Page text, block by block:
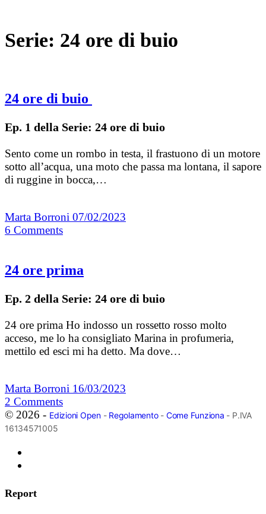
Serie: 24 ore di buio
24 ore di buio
Ep. 1 della Serie: 24 ore di buio
Sento come un rombo in testa, il frastuono di un motore
sotto all’acqua, una moto che passa ma lontana, il sapore
di ruggine in bocca,…
Marta Borroni 07/02/2023
6 Comments
24 ore prima
Ep. 2 della Serie: 24 ore di buio
24 ore prima Ho indosso un rossetto rosso molto
acceso, me lo ha consigliato Marina in profumeria,
mettilo ed esci mi ha detto. Ma dove…
Marta Borroni 16/03/2023
2 Comments
© 2026 - Edizioni Open- Regolamento- Come Funziona - P.IVA
16134571005
Report